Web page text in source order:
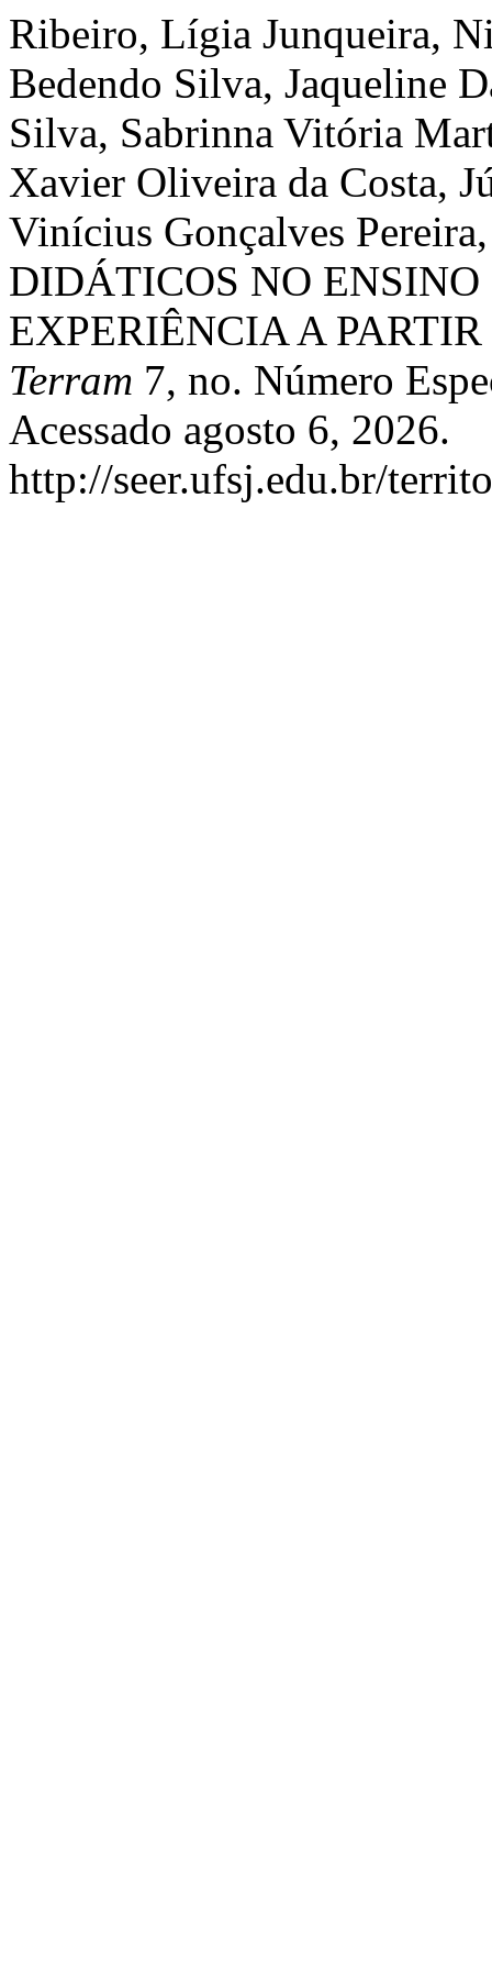
Ribeiro, Lígia Junqueira,
Bedendo Silva, Jaqueline
Silva, Sabrinna Vitória
Xavier Oliveira da Costa,
Vinícius Gonçalves
DIDÁTICOS NO
EXPERIÊNCIA A
Terram 7, no. Número
Acessado agosto 6, 2026.
http://seer.ufsj.edu.br/